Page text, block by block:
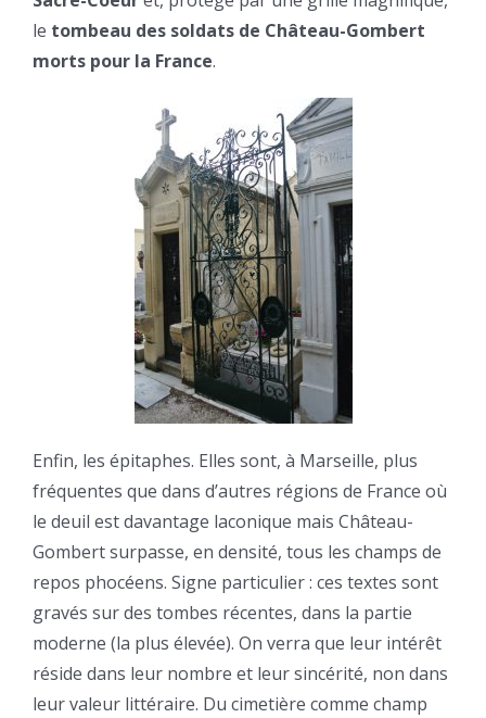
le tombeau des soldats de Château-Gombert
morts pour la France.
Enfin, les épitaphes. Elles sont, à Marseille, plus
fréquentes que dans d’autres régions de France où
le deuil est davantage laconique mais Château-
Gombert surpasse, en densité, tous les champs de
repos phocéens. Signe particulier : ces textes sont
gravés sur des tombes récentes, dans la partie
moderne (la plus élevée). On verra que leur intérêt
réside dans leur nombre et leur sincérité, non dans
leur valeur littéraire. Du cimetière comme champ